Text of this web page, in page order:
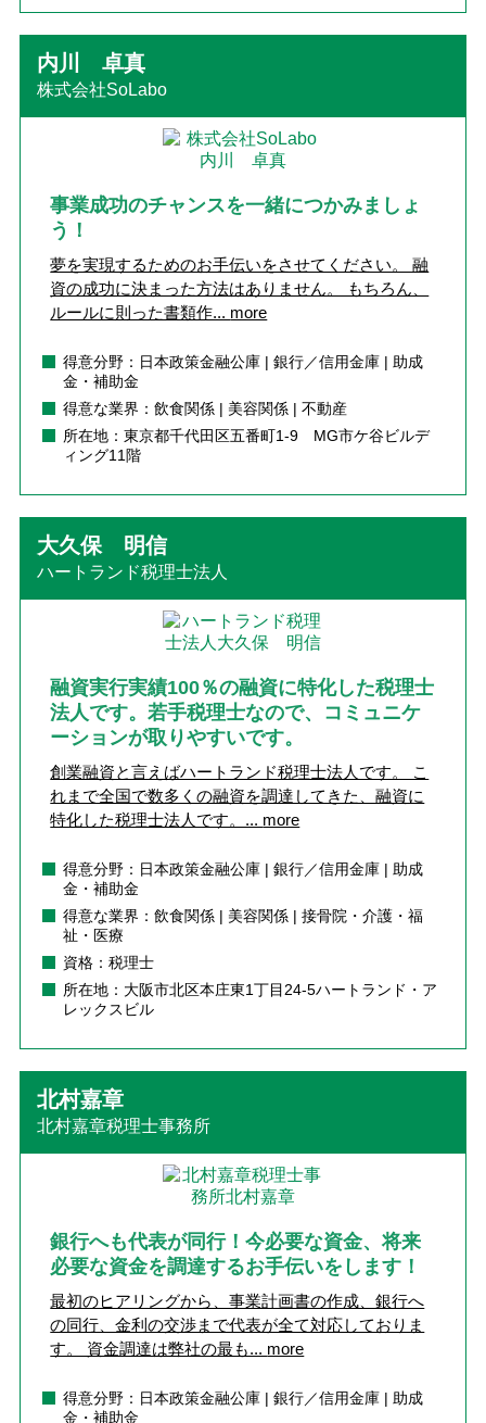
内川 卓真
株式会社SoLabo
事業成功のチャンスを一緒につかみましょ
う！
夢を実現するためのお手伝いをさせてください。 融
資の成功に決まった方法はありません。 もちろん、
ルールに則った書類作... more
得意分野：日本政策金融公庫 | 銀行／信用金庫 | 助成
金・補助金
得意な業界：飲食関係 | 美容関係 | 不動産
所在地：東京都千代田区五番町1-9 MG市ケ谷ビルデ
ィング11階
大久保 明信
ハートランド税理士法人
融資実行実績100％の融資に特化した税理士
法人です。若手税理士なので、コミュニケ
ーションが取りやすいです。
創業融資と言えばハートランド税理士法人です。 こ
れまで全国で数多くの融資を調達してきた、融資に
特化した税理士法人です。... more
得意分野：日本政策金融公庫 | 銀行／信用金庫 | 助成
金・補助金
得意な業界：飲食関係 | 美容関係 | 接骨院・介護・福
祉・医療
資格：税理士
所在地：大阪市北区本庄東1丁目24-5ハートランド・ア
レックスビル
北村嘉章
北村嘉章税理士事務所
銀行へも代表が同行！今必要な資金、将来
必要な資金を調達するお手伝いをします！
最初のヒアリングから、事業計画書の作成、銀行へ
の同行、金利の交渉まで代表が全て対応しておりま
す。 資金調達は弊社の最も... more
得意分野：日本政策金融公庫 | 銀行／信用金庫 | 助成
金・補助金